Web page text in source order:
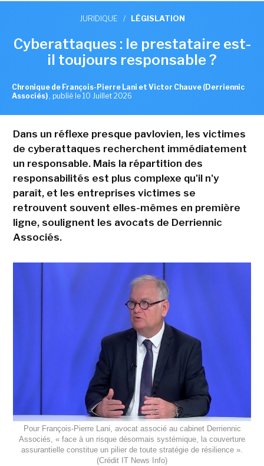
JURIDIQUE / LÉGISLATION
Cyberattaques : le prestataire est-
il toujours responsable ?
Chronique de François-Pierre Lani et Victor Chauve (Derriennic
Associés) , publié le 10 Juillet 2026
Dans un réflexe presque pavlovien, les victimes
de cyberattaques recherchent immédiatement
un responsable. Mais la répartition des
responsabilités est plus complexe qu'il n'y
paraît, et les entreprises victimes se
retrouvent souvent elles-mêmes en première
ligne, soulignent les avocats de Derriennic
Associés.
Pour François-Pierre Lani, avocat associé au cabinet Derriennic
Associés, « face à un risque désormais systémique, la couverture
assurantielle constitue un pilier de toute stratégie de résilience ».
(Crédit IT News Info)